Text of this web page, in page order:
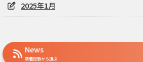
2025年1月
News
新着記事から選ぶ